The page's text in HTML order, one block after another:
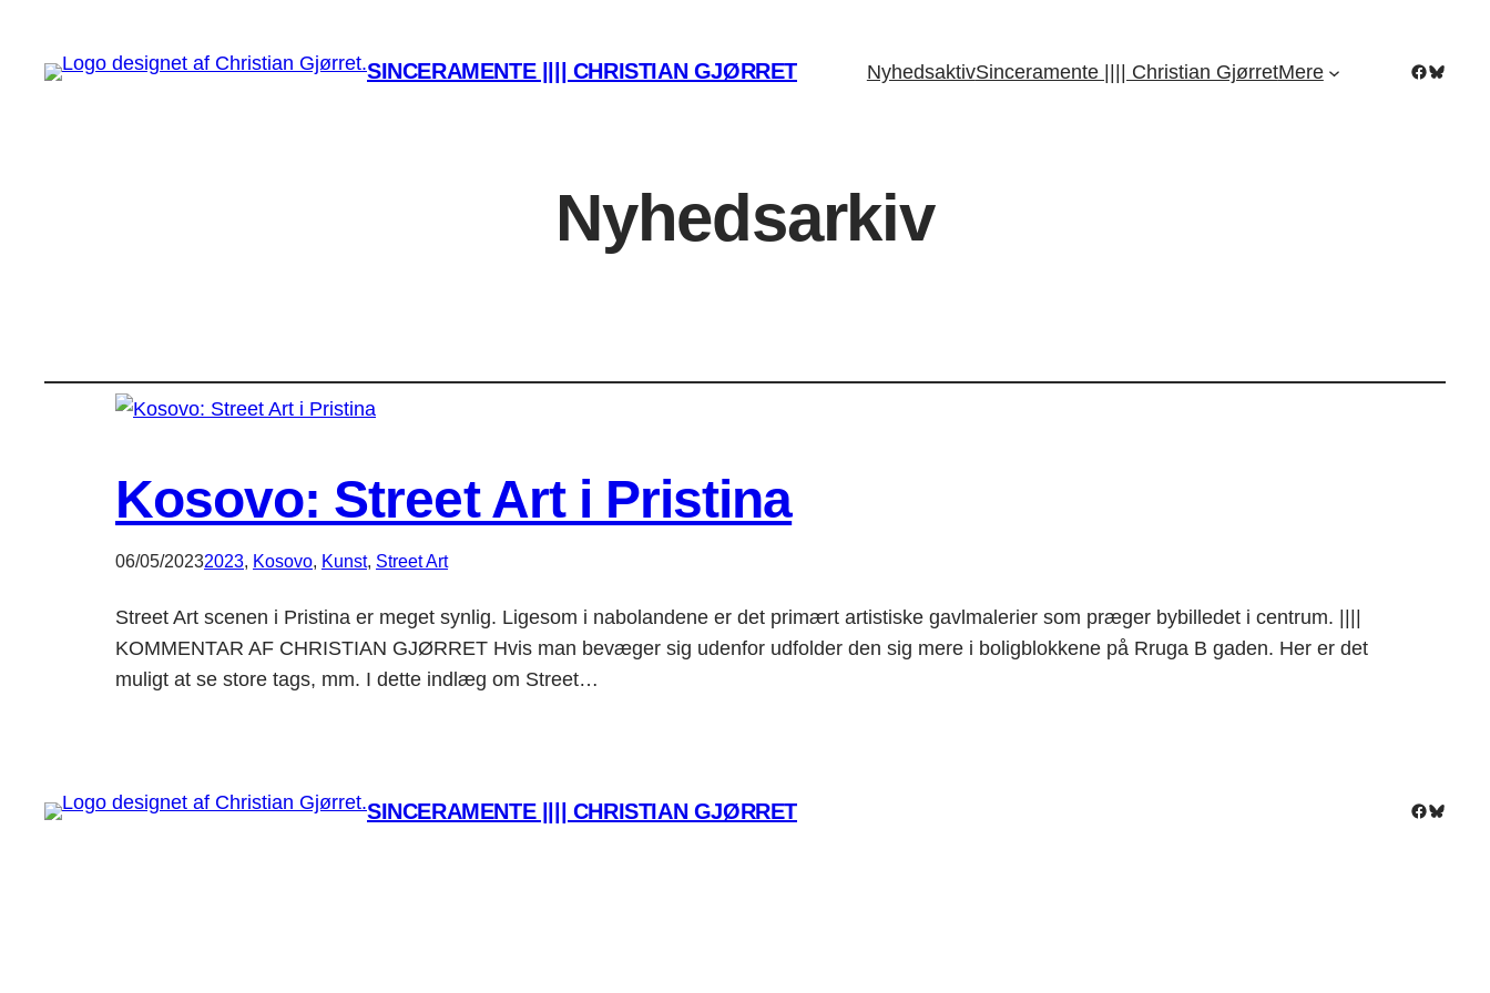
SINCERAMENTE |||| CHRISTIAN GJØRRET NyhedsaktivSinceramente |||| Christian GjørretMere Facebook
Bluesky
Nyhedsarkiv
Kosovo: Street Art i Pristina
06/05/20232023, Kosovo, Kunst, Street Art
Street Art scenen i Pristina er meget synlig. Ligesom i nabolandene er det primært artistiske gavlmalerier som præger bybilledet i centrum. ||||
KOMMENTAR AF CHRISTIAN GJØRRET Hvis man bevæger sig udenfor udfolder den sig mere i boligblokkene på Rruga B gaden. Her er det
muligt at se store tags, mm. I dette indlæg om Street…
SINCERAMENTE |||| CHRISTIAN GJØRRET Facebook
Bluesky